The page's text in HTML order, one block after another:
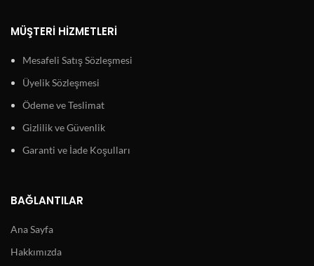
MÜŞTERI HIZMETLERI
Mesafeli Satış Sözleşmesi
Üyelik Sözleşmesi
Ödeme ve Teslimat
Gizlilik ve Güvenlik
Garanti ve İade Koşulları
BAĞLANTILAR
Ana Sayfa
Hakkımızda